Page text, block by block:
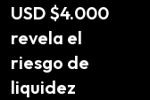
USD $4.000
revela el
riesgo de
liquidez